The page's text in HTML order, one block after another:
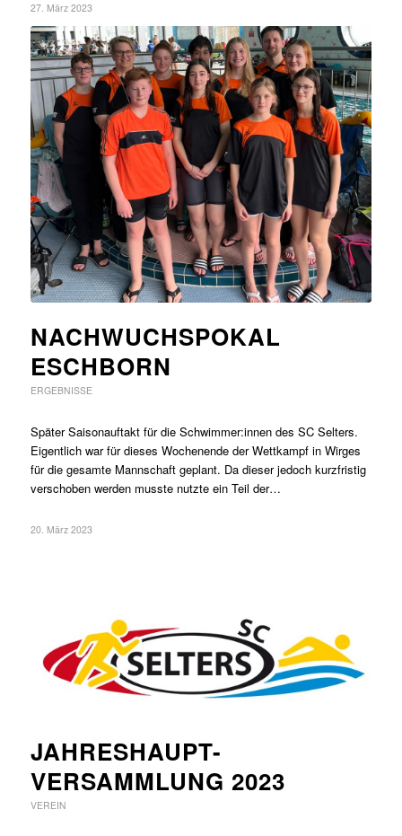
27. März 2023
NACHWUCHSPOKAL
ESCHBORN
ERGEBNISSE
Später Saisonauftakt für die Schwimmer:innen des SC Selters.
Eigentlich war für dieses Wochenende der Wettkampf in Wirges
für die gesamte Mannschaft geplant. Da dieser jedoch kurzfristig
verschoben werden musste nutzte ein Teil der…
20. März 2023
JAHRESHAUPT-
VERSAMMLUNG 2023
VEREIN